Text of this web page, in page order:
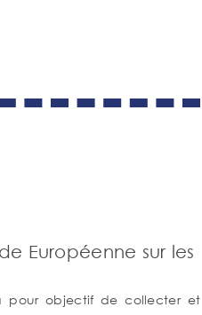
Européenne sur les
pour objectif de collecter et